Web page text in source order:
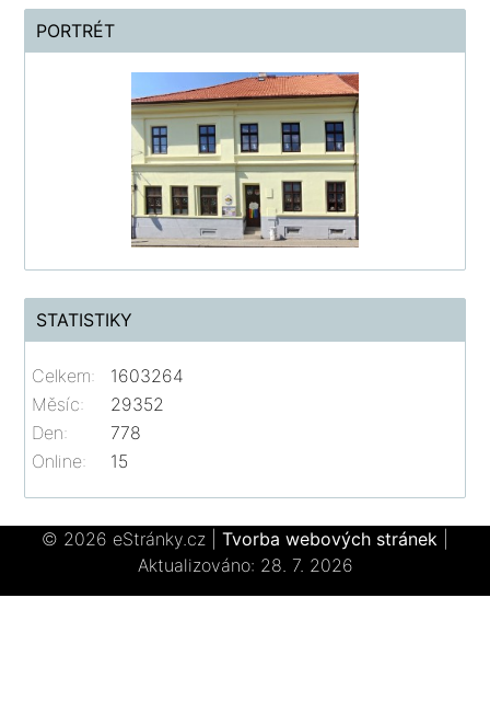
PORTRÉT
STATISTIKY
Online: 15
Celkem:
1603264
Měsíc:
29352
Den:
778
© 2026 eStránky.cz Tvorba webových stránek
Aktualizováno: 28. 7. 2026